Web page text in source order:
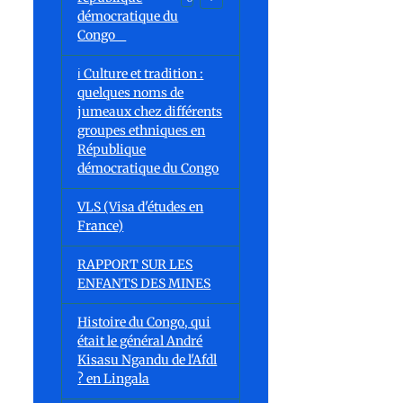
démocratique du
Congo
ℹ️ Culture et tradition :
quelques noms de
jumeaux chez différents
groupes ethniques en
République
démocratique du Congo
VLS (Visa d'études en
France)
RAPPORT SUR LES
ENFANTS DES MINES
Histoire du Congo, qui
était le général André
Kisasu Ngandu de l'Afdl
? en Lingala